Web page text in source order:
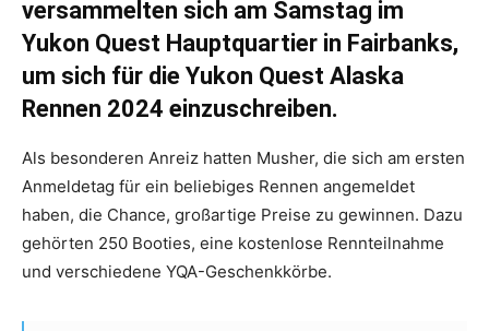
versammelten sich am Samstag im
Yukon Quest Hauptquartier in Fairbanks,
um sich für die Yukon Quest Alaska
Rennen 2024 einzuschreiben.
Als besonderen Anreiz hatten Musher, die sich am ersten
Anmeldetag für ein beliebiges Rennen angemeldet
haben, die Chance, großartige Preise zu gewinnen. Dazu
gehörten 250 Booties, eine kostenlose Rennteilnahme
und verschiedene YQA-Geschenkkörbe.